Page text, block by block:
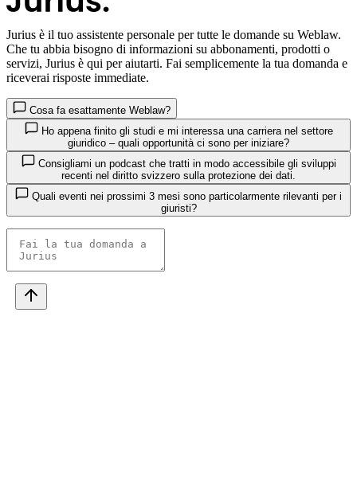
Jurius è il tuo assistente personale per tutte le domande su Weblaw.
Che tu abbia bisogno di informazioni su abbonamenti, prodotti o
servizi, Jurius è qui per aiutarti. Fai semplicemente la tua domanda e
riceverai risposte immediate.
Cosa fa esattamente Weblaw?
Ho appena finito gli studi e mi interessa una carriera nel settore
giuridico – quali opportunità ci sono per iniziare?
Consigliami un podcast che tratti in modo accessibile gli sviluppi
recenti nel diritto svizzero sulla protezione dei dati.
giuristi?